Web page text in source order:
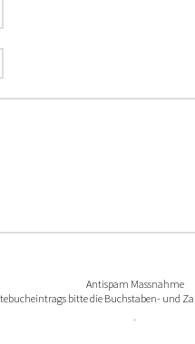
Antispam Massnahme
bitte die Buchstaben- und